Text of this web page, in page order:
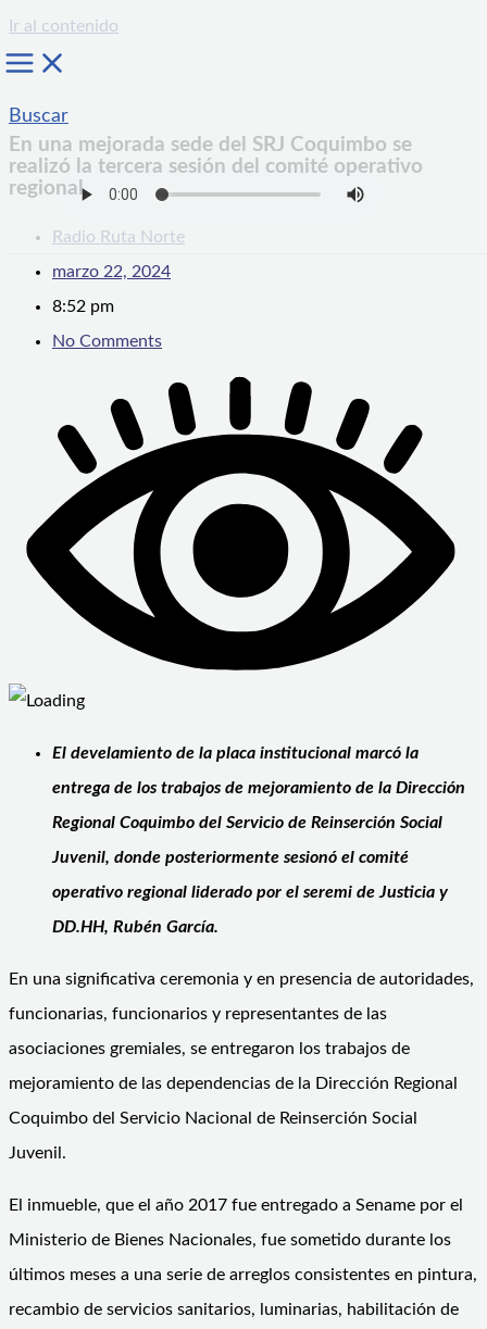
Ir al contenido
Buscar
En una mejorada sede del SRJ Coquimbo se
realizó la tercera sesión del comité operativo
regional
Radio Ruta Norte
marzo 22, 2024
8:52 pm
No Comments
El develamiento de la placa institucional marcó la
entrega de los trabajos de mejoramiento de la Dirección
Regional Coquimbo del Servicio de Reinserción Social
Juvenil, donde posteriormente sesionó el comité
operativo regional liderado por el seremi de Justicia y
DD.HH, Rubén García.
En una significativa ceremonia y en presencia de autoridades,
funcionarias, funcionarios y representantes de las
asociaciones gremiales, se entregaron los trabajos de
mejoramiento de las dependencias de la Dirección Regional
Coquimbo del Servicio Nacional de Reinserción Social
Juvenil.
El inmueble, que el año 2017 fue entregado a Sename por el
Ministerio de Bienes Nacionales, fue sometido durante los
últimos meses a una serie de arreglos consistentes en pintura,
recambio de servicios sanitarios, luminarias, habilitación de